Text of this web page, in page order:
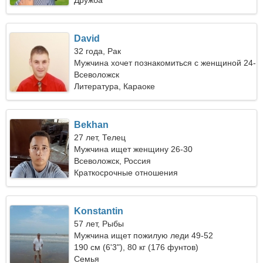
David
32 года, Рак
Мужчина хочет познакомиться с женщиной 24-
31
Всеволожск
Литература, Караоке
Bekhan
27 лет, Телец
Мужчина ищет женщину 26-30
Всеволожск, Россия
Краткосрочные отношения
Konstantin
57 лет, Рыбы
Мужчина ищет пожилую леди 49-52
190 см (6'3"), 80 кг (176 фунтов)
Семья